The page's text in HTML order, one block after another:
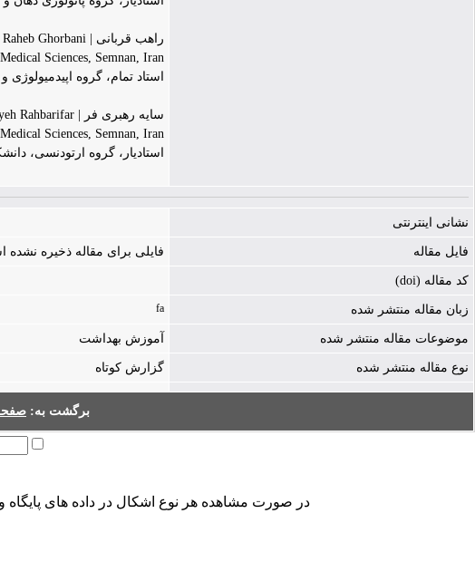
راهب قربانی | Raheb Ghorbani
Sciences, Semnan, Iran
استاد تمام، گروه
سایه رهبری فر | Sayeh Rahbarifar
Sciences, Semnan, Iran
استادیار، گروه ارتودنسی،
نشانی اینترنتی
فایل مقاله فایلی برای مقاله ذخیره نشده
کد مقاله (doi)
زبان مقاله منتشر شده fa
موضوعات مقاله منتشر شده آموزش بهداشت
نوع مقاله منتشر شده گزارش کوتاه
برگشت به:
در صورت مشاهده هر نوع اشکال در داده های پایگاه